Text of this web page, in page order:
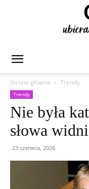
Strona główna
Trendy
Trendy
Nie była
słowa
23 czerwca, 2026